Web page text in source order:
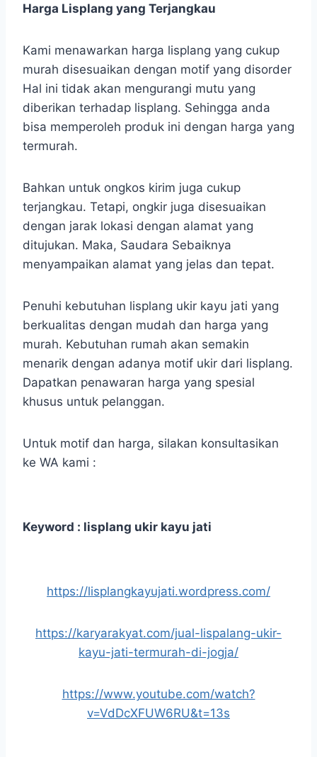
Harga Lisplang yang Terjangkau
Kami menawarkan harga lisplang yang cukup
murah disesuaikan dengan motif yang disorder
Hal ini tidak akan mengurangi mutu yang
diberikan terhadap lisplang. Sehingga anda
bisa memperoleh produk ini dengan harga yang
termurah.
Bahkan untuk ongkos kirim juga cukup
terjangkau. Tetapi, ongkir juga disesuaikan
dengan jarak lokasi dengan alamat yang
ditujukan. Maka, Saudara Sebaiknya
menyampaikan alamat yang jelas dan tepat.
Penuhi kebutuhan lisplang ukir kayu jati yang
berkualitas dengan mudah dan harga yang
murah. Kebutuhan rumah akan semakin
menarik dengan adanya motif ukir dari lisplang.
Dapatkan penawaran harga yang spesial
khusus untuk pelanggan.
Untuk motif dan harga, silakan konsultasikan
ke WA kami :
Keyword : lisplang ukir kayu jati
https://lisplangkayujati.wordpress.com/
https://karyarakyat.com/jual-lispalang-ukir-
kayu-jati-termurah-di-jogja/
https://www.youtube.com/watch?
v=VdDcXFUW6RU&t=13s